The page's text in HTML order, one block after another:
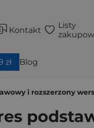
Kontakt
Listy
zł Blog
i rozszerzony